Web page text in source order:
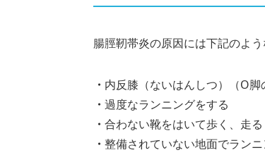
腸脛靭帯炎の原因には下記のよう
内反膝（ないはんしつ）（O
過度なランニングをする
合わない靴をはいて歩く、走る
整備されていない地面でラン